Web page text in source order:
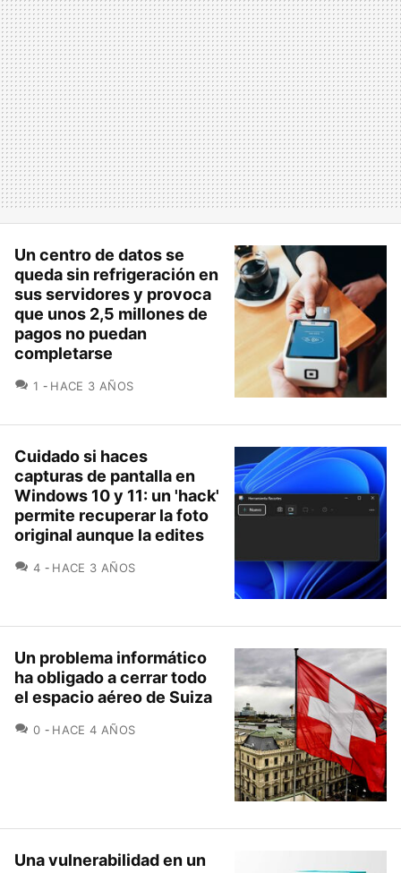
Un centro de datos se
queda sin refrigeración en
sus servidores y provoca
que unos 2,5 millones de
pagos no puedan
completarse
1 COMENTARIOS
HACE 3 AÑOS
Cuidado si haces
capturas de pantalla en
Windows 10 y 11: un 'hack'
permite recuperar la foto
original aunque la edites
4 COMENTARIOS
HACE 3 AÑOS
Un problema informático
ha obligado a cerrar todo
el espacio aéreo de Suiza
0 COMENTARIOS
HACE 4 AÑOS
Una vulnerabilidad en un